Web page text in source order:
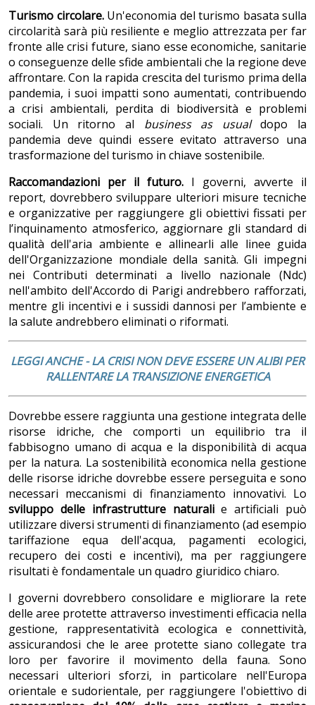
Turismo circolare.Un'economia del turismo basata sulla
circolarità sarà più resiliente e meglio attrezzata per far
fronte alle crisi future, siano esse economiche, sanitarie
o conseguenze delle sfide ambientali che la regione deve
affrontare. Con la rapida crescita del turismo prima della
pandemia, i suoi impatti sono aumentati, contribuendo
a crisi ambientali, perdita di biodiversità e problemi
sociali. Un ritorno al business as usualdopo la
pandemia deve quindi essere evitato attraverso una
trasformazione del turismo in chiave sostenibile.
Raccomandazioni per il futuro. I governi, avverte il
report, dovrebbero sviluppare ulteriori misure tecniche
e organizzative per raggiungere gli obiettivi fissati per
l’inquinamento atmosferico, aggiornare gli standard di
qualità dell'aria ambiente e allinearli alle linee guida
dell'Organizzazione mondiale della sanità. Gli impegni
nei Contributi determinati a livello nazionale (Ndc)
nell'ambito dell'Accordo di Parigi andrebbero rafforzati,
mentre gli incentivi e i sussidi dannosi per l’ambiente e
la salute andrebbero eliminati o riformati.
LEGGI ANCHE - LA CRISI NON DEVE ESSERE UN ALIBI PER
RALLENTARE LA TRANSIZIONE ENERGETICA
Dovrebbe essere raggiunta una gestione integrata delle
risorse idriche, che comporti un equilibrio tra il
fabbisogno umano di acqua e la disponibilità di acqua
per la natura. La sostenibilità economica nella gestione
delle risorse idriche dovrebbe essere perseguita e sono
necessari meccanismi di finanziamento innovativi. Lo
sviluppo delle infrastrutture naturalie artificiali può
utilizzare diversi strumenti di finanziamento (ad esempio
tariffazione equa dell'acqua, pagamenti ecologici,
recupero dei costi e incentivi), ma per raggiungere
risultati è fondamentale un quadro giuridico chiaro.
I governi dovrebbero consolidare e migliorare la rete
delle aree protette attraverso investimenti efficacia nella
gestione, rappresentatività ecologica e connettività,
assicurandosi che le aree protette siano collegate tra
loro per favorire il movimento della fauna. Sono
necessari ulteriori sforzi, in particolare nell'Europa
orientale e sudorientale, per raggiungere l'obiettivo di